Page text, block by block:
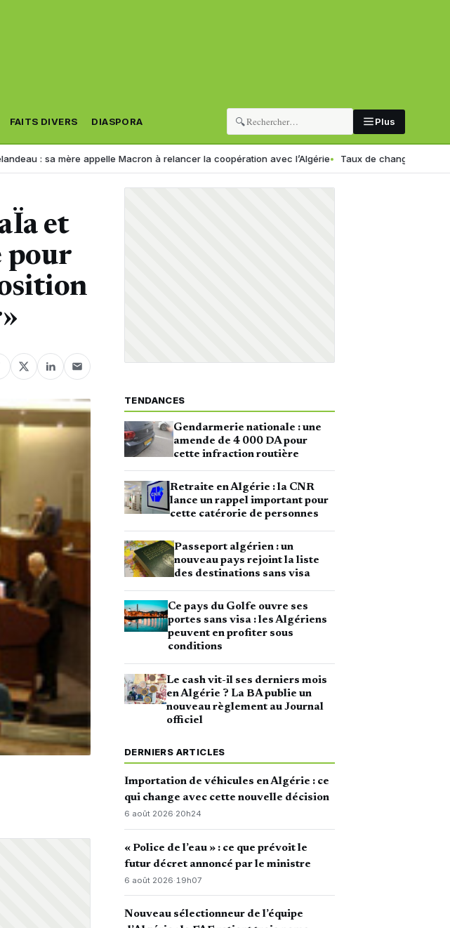
FAITS DIVERS DIASPORA 🔍 Plus
: sa mère appelle Macron à relancer la coopération avec l’Algérie Taux de change en Algérie :
et
pour
TENDANCES
Gendarmerie nationale : une
amende de 4 000 DA pour
cette infraction routière
Retraite en Algérie : la CNR
lance un rappel important pour
cette catérorie de personnes
Passeport algérien : un
nouveau pays rejoint la liste
des destinations sans visa
Ce pays du Golfe ouvre ses
portes sans visa : les Algériens
peuvent en profiter sous
conditions
Le cash vit-il ses derniers mois
en Algérie ? La BA publie un
nouveau règlement au Journal
officiel
DERNIERS ARTICLES
Importation de véhicules en Algérie : ce
qui change avec cette nouvelle décision
6 août 2026·20h24
« Police de l’eau » : ce que prévoit le
futur décret annoncé par le ministre
6 août 2026· 19h07
Nouveau sélectionneur de l’équipe